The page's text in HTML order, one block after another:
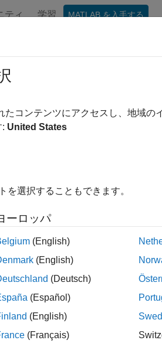
ティ 学習 MATLAB を入手する
生成用のバリアン
Coder ® を使用すると、1 つ以上
成されたコードには各バリアント
は、コード生成のための
ファイルを使用してビル
ファイルによるビルド
ント制御変数の
®
変数を使用すると、モデルの作
ッサの条件を生成することができま
変数をSimulink.Parameter オブジ
たコンテンツにアクセスし、地域
: United States
を選択することもできます。
ーロッパ
(English)
(English)
(Deutsch)
(Español)
(English)
(Français)